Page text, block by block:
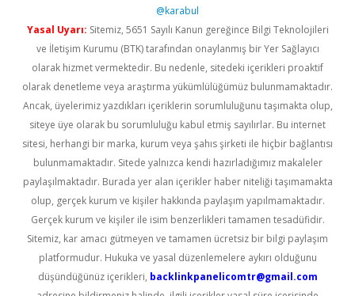
@karabul
Yasal Uyarı: Sitemiz, 5651 Sayılı Kanun gereğince Bilgi Teknolojileri
ve İletişim Kurumu (BTK) tarafından onaylanmış bir Yer Sağlayıcı
olarak hizmet vermektedir. Bu nedenle, sitedeki içerikleri proaktif
olarak denetleme veya araştırma yükümlülüğümüz bulunmamaktadır.
Ancak, üyelerimiz yazdıkları içeriklerin sorumluluğunu taşımakta olup,
siteye üye olarak bu sorumluluğu kabul etmiş sayılırlar. Bu internet
sitesi, herhangi bir marka, kurum veya şahıs şirketi ile hiçbir bağlantısı
bulunmamaktadır. Sitede yalnızca kendi hazırladığımız makaleler
paylaşılmaktadır. Burada yer alan içerikler haber niteliği taşımamakta
olup, gerçek kurum ve kişiler hakkında paylaşım yapılmamaktadır.
Gerçek kurum ve kişiler ile isim benzerlikleri tamamen tesadüfidir.
Sitemiz, kar amacı gütmeyen ve tamamen ücretsiz bir bilgi paylaşım
platformudur. Hukuka ve yasal düzenlemelere aykırı olduğunu
düşündüğünüz içerikleri, backlinkpanelicomtr@gmail.com